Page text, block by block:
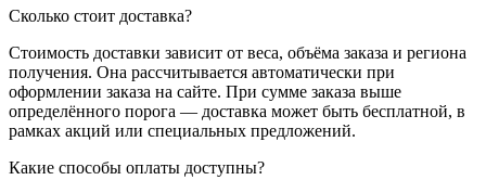
Сколько стоит доставка?
Стоимость доставки зависит от веса, объёма заказа и региона
получения. Она рассчитывается автоматически при
оформлении заказа на сайте. При сумме заказа выше
определённого порога — доставка может быть бесплатной, в
рамках акций или специальных предложений.
Какие способы оплаты доступны?